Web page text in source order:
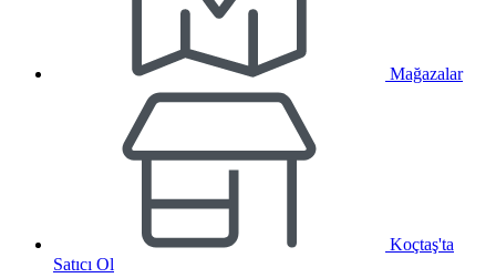
Mağazalar
Koçtaş'ta
Satıcı Ol